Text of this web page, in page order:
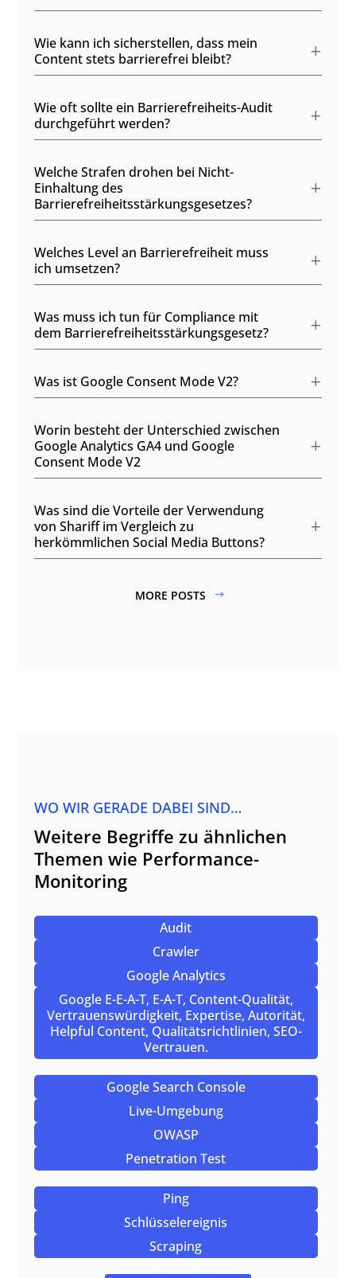
Wie kann ich sicherstellen, dass mein
Content stets barrierefrei bleibt?
Wie oft sollte ein Barrierefreiheits-Audit
durchgeführt werden?
Welche Strafen drohen bei Nicht-
Einhaltung des
Barrierefreiheitsstärkungsgesetzes?
Welches Level an Barrierefreiheit muss
ich umsetzen?
Was muss ich tun für Compliance mit
dem Barrierefreiheitsstärkungsgesetz?
Was ist Google Consent Mode V2?
Worin besteht der Unterschied zwischen
Google Analytics GA4 und Google
Consent Mode V2
Was sind die Vorteile der Verwendung
von Shariff im Vergleich zu
herkömmlichen Social Media Buttons?
MORE POSTS
WO WIR GERADE DABEI SIND…
Weitere Begriffe zu ähnlichen
Themen wie Performance-
Monitoring
Audit
Crawler
Google Analytics
Google E-E-A-T, E-A-T, Content-Qualität,
Vertrauenswürdigkeit, Expertise, Autorität,
Helpful Content, Qualitätsrichtlinien, SEO-
Vertrauen.
Google Search Console
Live-Umgebung
OWASP
Penetration Test
Ping
Schlüsselereignis
Scraping